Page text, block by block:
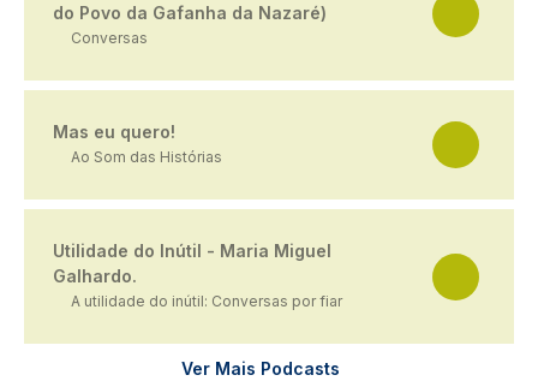
do Povo da Gafanha da Nazaré)
Conversas
Mas eu quero!
Ao Som das Histórias
Utilidade do Inútil - Maria Miguel
Galhardo.
A utilidade do inútil: Conversas por fiar
Ver Mais Podcasts